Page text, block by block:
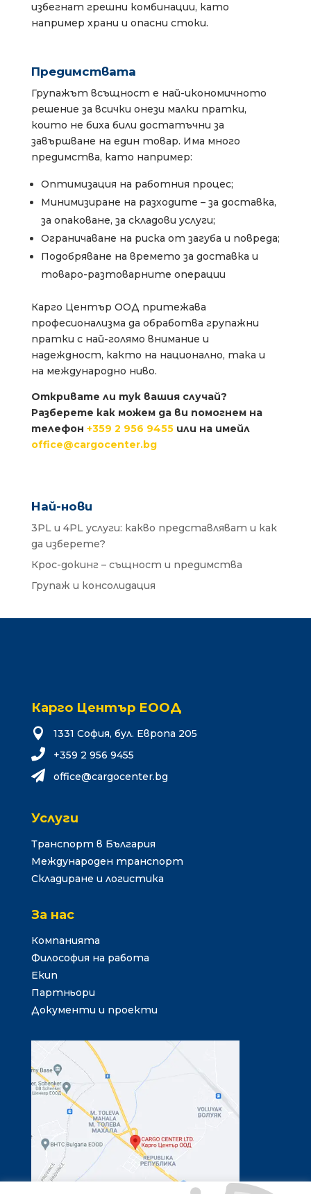
избегнат грешни комбинации, като
например храни и опасни стоки.
Предимствата
Групажът всъщност е най-икономичното
решение за всички онези малки пратки,
които не биха били достатъчни за
завършване на един товар. Има много
предимства, като например:
Оптимизация на работния процес;
Минимизиране на разходите – за доставка,
за опаковане, за складови услуги;
Ограничаване на риска от загуба и повреда;
Подобряване на времето за доставка и
товаро-разтоварните операции
Карго Център ООД притежава
професионализма да обработва групажни
пратки с най-голямо внимание и
надеждност, както на национално, така и
на международно ниво.
Откривате ли тук вашия случай?
Разберете как можем да ви помогнем на
телефон +359 2 956 9455или на имейл
gb.re
tneco
grac@
eciff
o
Най-нови
3PL и 4PL услуги: какво представляват и как
да изберете?
Крос-докинг – същност и предимства
Групаж и консолидация
Карго Център ЕООД
 1331 София, бул. Европа 205
 +359 2 956 9455
 gb.re
tneco
grac@
eciff
o
Услуги
Транспорт в България
Международен транспорт
Складиране и логистика
За нас
Компанията
Философия на работа
Екип
Партньори
Документи и проекти